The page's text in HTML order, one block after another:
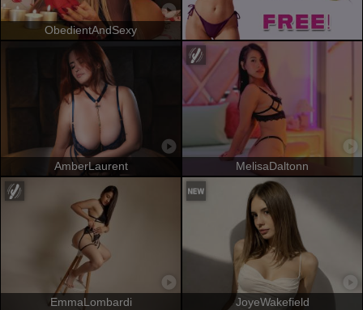
ObedientAndSexy
AmberLaurent MelisaDaltonn
EmmaLombardi JoyeWakefield